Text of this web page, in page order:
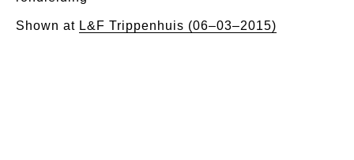
Shown at L&F Trippenhuis (06–03–2015)